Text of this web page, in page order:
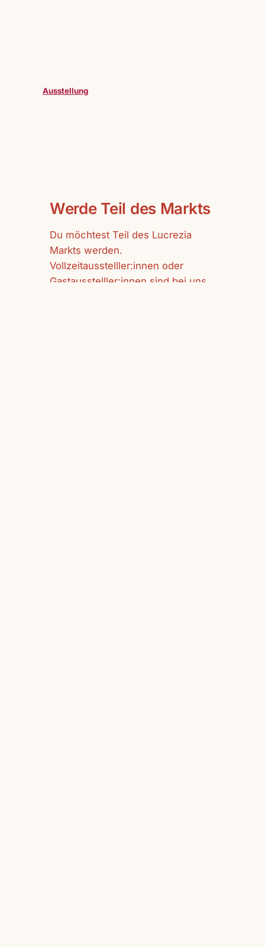
Ausstellung
Werde Teil des Markts
Du möchtest Teil des Lucrezia
Markts werden.
Vollzeitausstelller:innen oder
Gastausstelller:innen sind bei uns